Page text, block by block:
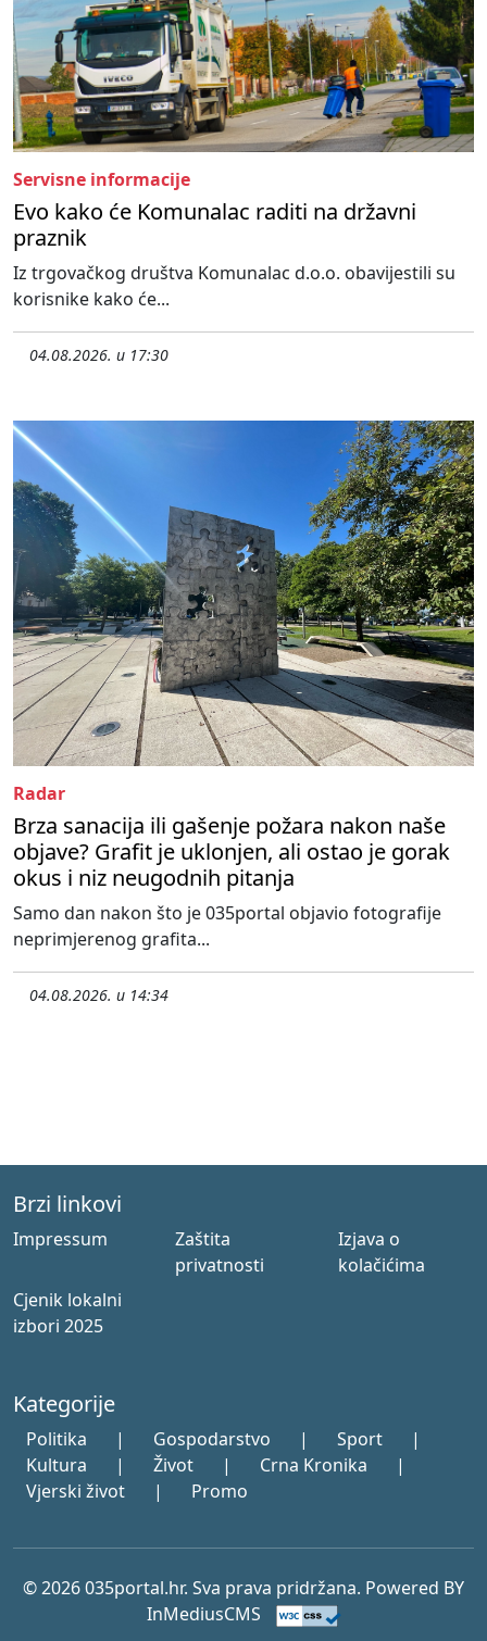
Servisne informacije
Evo kako će Komunalac raditi na državni
praznik
Iz trgovačkog društva Komunalac d.o.o. obavijestili su
korisnike kako će...
04.08.2026. u 17:30
Radar
Brza sanacija ili gašenje požara nakon naše
objave? Grafit je uklonjen, ali ostao je gorak
okus i niz neugodnih pitanja
Samo dan nakon što je 035portal objavio fotografije
neprimjerenog grafita...
04.08.2026. u 14:34
Brzi linkovi
Impressum
Zaštita
privatnosti
Izjava o
kolačićima
Cjenik lokalni
izbori 2025
Kategorije
Politika | Gospodarstvo | Sport
|
Kultura
| Život | Crna Kronika
|
Vjerski život
| Promo
© 2026 035portal.hr. Sva prava pridržana. Powered BY
InMediusCMS